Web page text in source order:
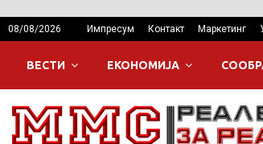
08/08/2026 Импресум Контакт Маркетинг
ВЕСТИ ЕКОНОМИЈА